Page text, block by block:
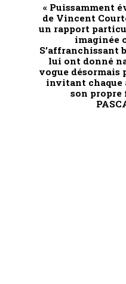
« Puissamment
de Vincent
un rapport
imaginée
S’affranchissant
lui ont donné
vogue désormais
invitant chaque
son propre